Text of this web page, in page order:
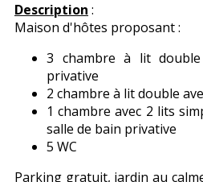
Description :
Maison d'hôtes proposant :
3 chambre à lit
privative
2 chambre à lit double
1 chambre avec 2 lits
salle de bain privative
5 WC
Parking gratuit, jardin au